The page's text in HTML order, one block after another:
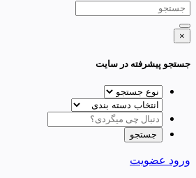
×
جستجو پیشرفته در سایت
ورود عضویت